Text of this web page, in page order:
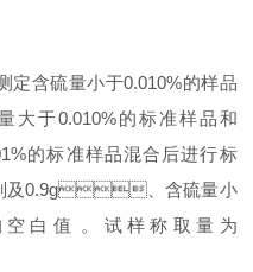
含硫量小于0.010%的样品
大于0.010%的标准样品和
的标准样品混合后进行标
熔剂及0.9g、含硫量小
白值。试样称取量为